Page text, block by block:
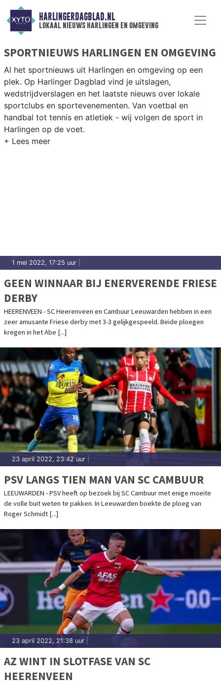
HARLINGERDAGBLAD.NL
lokaal nieuws harlingen en omgeving
SPORTNIEUWS HARLINGEN EN OMGEVING
Al het sportnieuws uit Harlingen en omgeving op een
plek. Op Harlinger Dagblad vind je uitslagen,
wedstrijdverslagen en het laatste nieuws over lokale
sportclubs en sportevenementen. Van voetbal en
handbal tot tennis en atletiek - wij volgen de sport in
Harlingen op de voet.
1 mei 2022, 17:25 uur
GEEN WINNAAR BIJ ENERVERENDE FRIESE
DERBY
HEERENVEEN - SC Heerenveen en Cambuur Leeuwarden hebben in een
zeer amusante Friese derby met 3-3 gelijkgespeeld. Beide ploegen
kregen in het Abe [...]
23 april 2022, 23:42 uur
PSV LANGS TIEN MAN VAN SC CAMBUUR
LEEUWARDEN - PSV heeft op bezoek bij SC Cambuur met enige moeite
de volle buit weten te pakken. In Leeuwarden boekte de ploeg van
Roger Schmidt [...]
23 april 2022, 21:38 uur
AZ WINT IN SLOTFASE VAN SC
HEERENVEEN